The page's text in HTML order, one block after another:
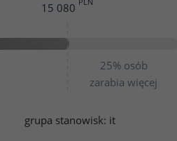
25% osób
zarabia więcej
15 080
grupa stanowisk: it